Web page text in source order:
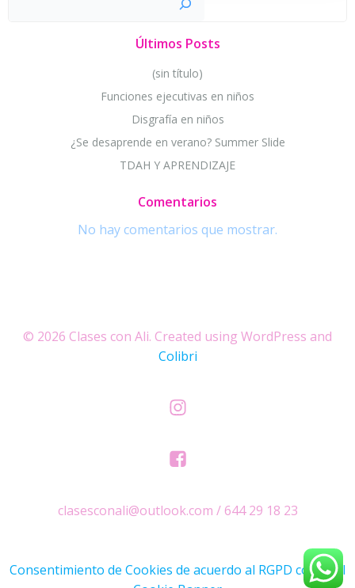
Últimos Posts
(sin título)
Funciones ejecutivas en niños
Disgrafía en niños
¿Se desaprende en verano? Summer Slide
TDAH Y APRENDIZAJE
Comentarios
No hay comentarios que mostrar.
© 2026 Clases con Ali. Created using WordPress and
Colibri
clasesconali@outlook.com / 644 29 18 23
Consentimiento de Cookies de acuerdo al RGPD con Real